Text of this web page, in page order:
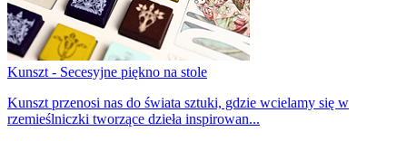
Kunszt - Secesyjne piękno na stole
Kunszt przenosi nas do świata sztuki, gdzie wcielamy się w
rzemieślniczki tworzące dzieła inspirowan...